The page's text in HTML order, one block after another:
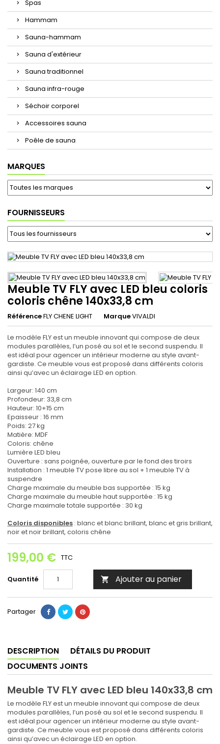
Spas
Hammam
Sauna-hammam
Sauna d'extérieur
Sauna traditionnel
Sauna infra-rouge
Séchoir corporel
Accessoires sauna
Poêle de sauna
MARQUES
FOURNISSEURS
Meuble TV FLY avec LED bleu coloris
coloris chêne 140x33,8 cm
RéférenceFLY CHENE LIGHT MarqueVIVALDI
Le modèle FLY est un meuble innovant qui compose de deux
modules parallèles, l’un posé au sol et le second suspendu. Il
est idéal pour agencer un intérieur moderne au style avant-
gardiste. Ce meuble vous est proposé dans différents coloris
ainsi qu’avec un éclairage LED en option.
Largeur: 140 cm
Profondeur: 33,8 cm
Hauteur: 10+15 cm
Epaisseur : 16 mm
Poids: 27 kg
Matière: MDF
Coloris: chêne
Lumière LED bleu
Ouverture : sans poignée, ouverture par le fond des tiroirs
Installation : 1 meuble TV pose libre au sol + 1 meuble TV à
suspendre
Charge maximale du meuble bas supportée : 15 kg
Charge maximale du meuble haut supportée : 15 kg
Charge maximale totale supportée : 30 kg
Coloris disponibles : blanc et blanc brillant, blanc et gris brillant,
noir et noir brillant, coloris chêne
199,00 € TTC
Quantité  Ajouter au panier
Partager
DESCRIPTION
DÉTAILS DU PRODUIT
DOCUMENTS JOINTS
Meuble TV FLY avec LED bleu 140x33,8 cm
Le modèle FLY est un meuble innovant qui compose de deux
modules parallèles, l’un posé au sol et le second suspendu. Il
est idéal pour agencer un intérieur moderne au style avant-
gardiste. Ce meuble vous est proposé dans différents coloris
ainsi qu’avec un éclairage LED en option.